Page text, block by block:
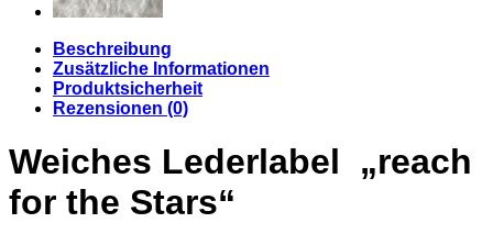
Beschreibung
Zusätzliche Informationen
Produktsicherheit
Rezensionen (0)
Weiches Lederlabel „reach
for the Stars“